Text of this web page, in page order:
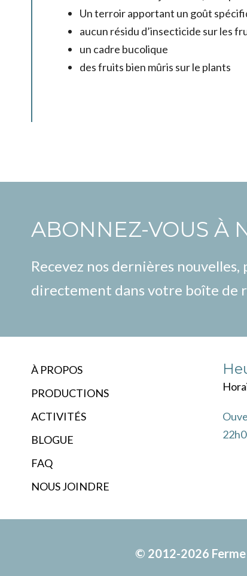
Un terroir apportant un goût
aucun résidu d’insecticide sur les
un cadre bucolique
des fruits bien mûris sur le plants
ABONNEZ-VOUS À
Recevez nos dernières
directement dans votre boîte de
À PROPOS
PRODUCTIONS
ACTIVITÉS
BLOGUE
FAQ
NOUS JOINDRE
© 2012-2026 Ferme